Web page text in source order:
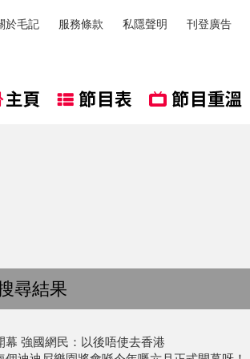
於毛記 服務條款 私隱聲明 刊登廣告
尋結果
幕 強國網民：以後唔使去香港